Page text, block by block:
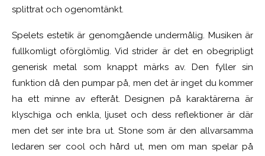
splittrat och ogenomtänkt.
Spelets estetik är genomgående undermålig. Musiken är
fullkomligt oförglömlig. Vid strider är det en obegripligt
generisk metal som knappt märks av. Den fyller sin
funktion då den pumpar på, men det är inget du kommer
ha ett minne av efteråt. Designen på karaktärerna är
klyschiga och enkla, ljuset och dess reflektioner är där
men det ser inte bra ut. Stone som är den allvarsamma
ledaren ser cool och hård ut, men om man spelar på